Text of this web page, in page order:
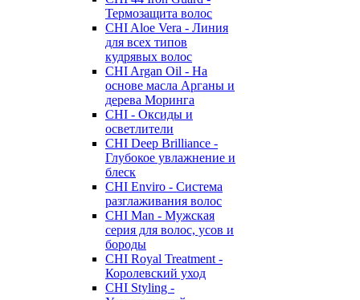
Термозащита волос
CHI Aloe Vera - Линия
для всех типов
кудрявых волос
CHI Argan Oil - На
основе масла Арганы и
дерева Моринга
CHI - Оксиды и
осветлители
CHI Deep Brilliance -
Глубокое увлажнение и
блеск
CHI Enviro - Система
разглаживания волос
CHI Man - Мужская
серия для волос, усов и
бороды
CHI Royal Treatment -
Королевский уход
CHI Styling -